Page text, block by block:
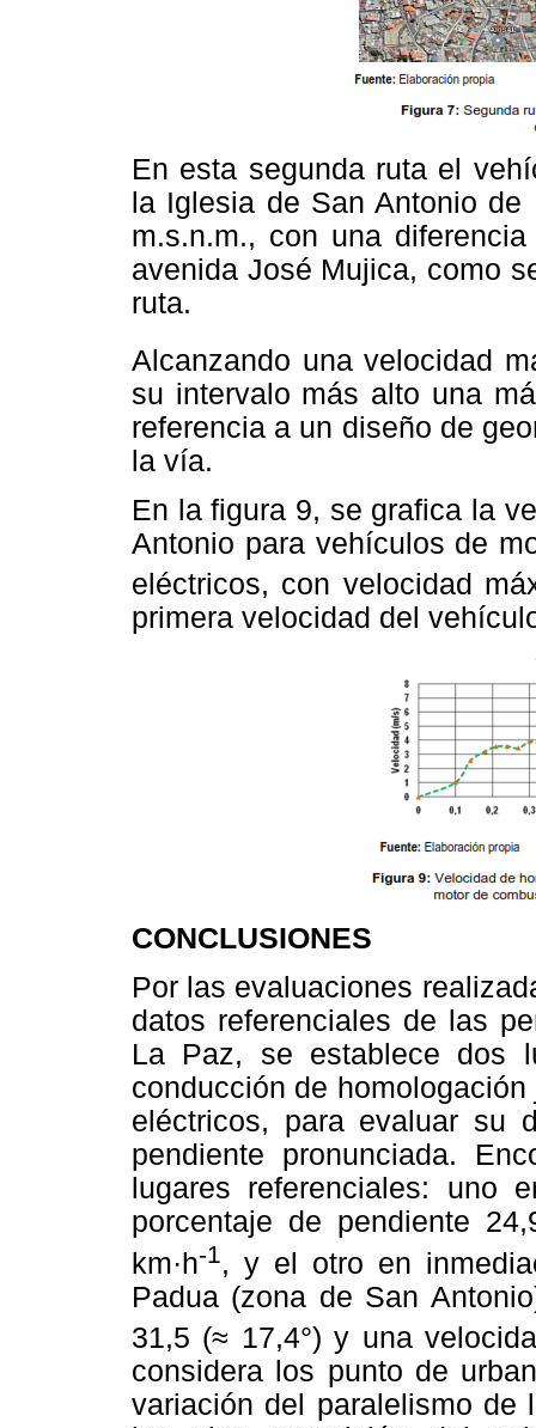
En esta segunda ruta el
la Iglesia de San Antonio
m.s.n.m., con una
avenida José Mujica, como
ruta.
Alcanzando una velocidad
su intervalo más alto una
referencia a un diseño de
la vía.
En la figura 9, se grafica la
Antonio para vehículos de
eléctricos, con velocidad
primera velocidad del
CONCLUSIONES
Por las evaluaciones
datos referenciales de las
La Paz, se establece dos
conducción de homologación
eléctricos, para evaluar su
pendiente pronunciada.
lugares referenciales: uno
porcentaje de pendiente
km·h-1 , y el otro en
Padua (zona de San
31,5 (≈ 17,4°) y una
considera los punto de
variación del paralelismo de